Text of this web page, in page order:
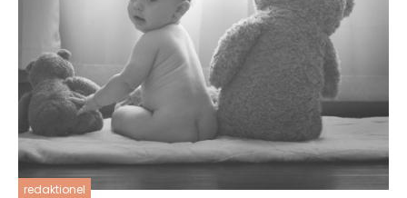
redaktionel